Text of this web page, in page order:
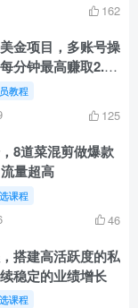
162
金项目，多账号操
分钟最高赚取2.8
教程
125
8道菜混剪做爆款
量超高
课程
46
搭建高活跃度的私
稳定的业绩增长
课程